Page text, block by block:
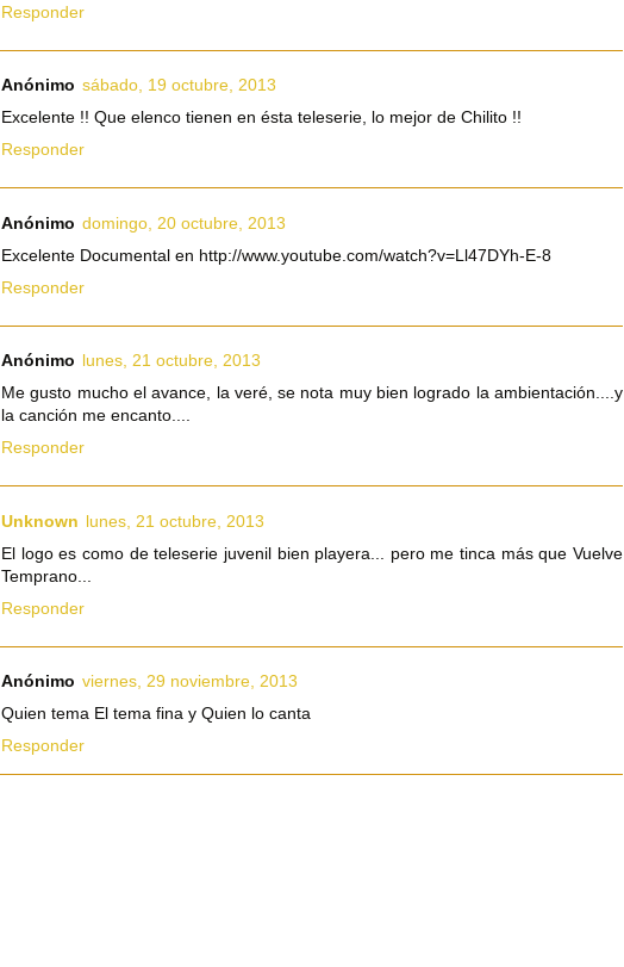
Responder
Anónimo sábado, 19 octubre, 2013
Excelente !! Que elenco tienen en ésta teleserie, lo mejor de Chilito !!
Responder
Anónimo domingo, 20 octubre, 2013
Excelente Documental en http://www.youtube.com/watch?v=Ll47DYh-E-8
Responder
Anónimo lunes, 21 octubre, 2013
Me gusto mucho el avance, la veré, se nota muy bien logrado la ambientación....y
la canción me encanto....
Responder
Unknown lunes, 21 octubre, 2013
El logo es como de teleserie juvenil bien playera... pero me tinca más que Vuelve
Temprano...
Responder
Anónimo viernes, 29 noviembre, 2013
Quien tema El tema fina y Quien lo canta
Responder